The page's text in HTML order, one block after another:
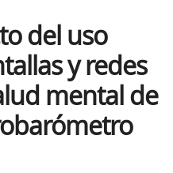
del uso
y redes
mental de